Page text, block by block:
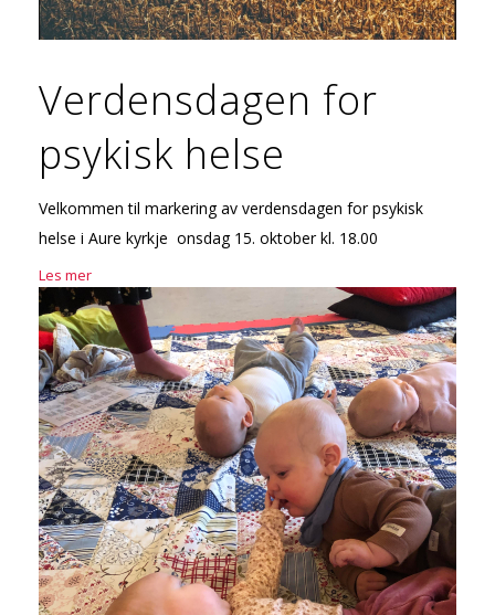
Verdensdagen for
psykisk helse
Velkommen til markering av verdensdagen for psykisk
helse i Aure kyrkje onsdag 15. oktober kl. 18.00
Les mer